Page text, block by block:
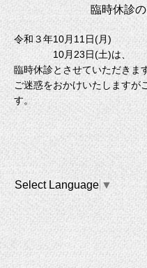
臨時休診
令和３年10月11日(月)
10月23日(土)は、
臨時休診とさせていただきま
ご迷惑をおかけいたしますが
す。
Select Language ▼